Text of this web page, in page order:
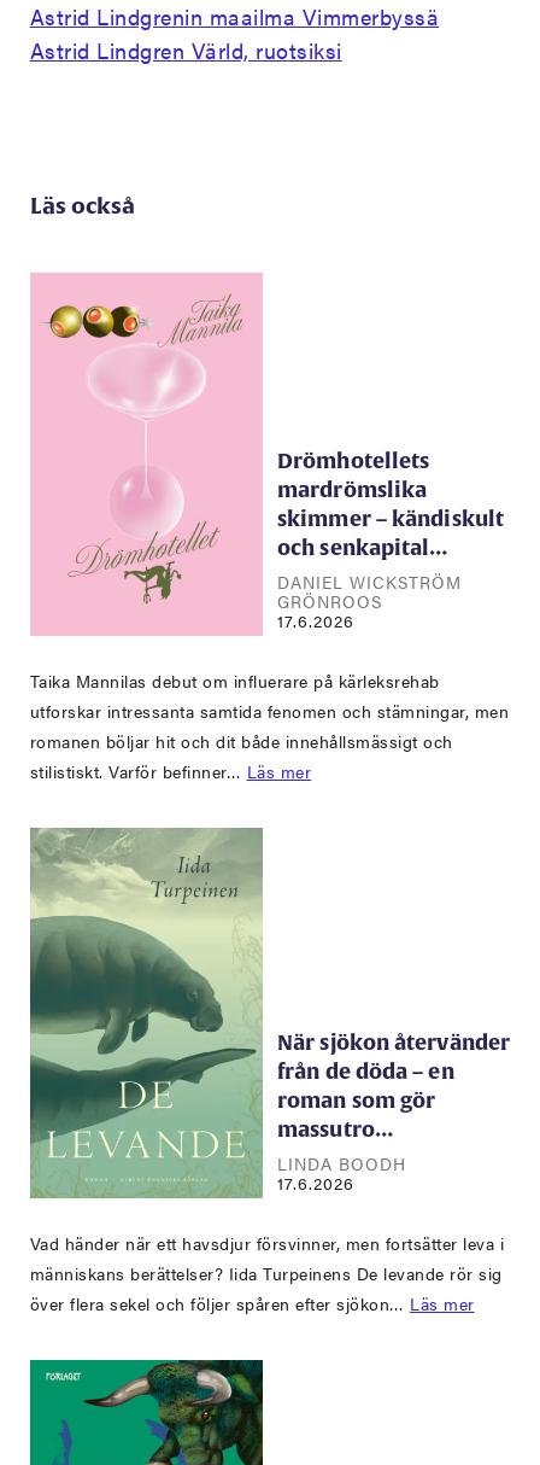
Astrid Lindgrenin maailma Vimmerbyssä
Astrid Lindgren Värld, ruotsiksi
Läs också
Drömhotellets
mardrömslika
skimmer – kändiskult
och senkapital…
DANIEL WICKSTRÖM
GRÖNROOS
17.6.2026
Taika Mannilas debut om influerare på kärleksrehab
utforskar intressanta samtida fenomen och stämningar, men
romanen böljar hit och dit både innehållsmässigt och
stilistiskt. Varför befinner… Läs mer
När sjökon återvänder
från de döda – en
roman som gör
massutro…
LINDA BOODH
17.6.2026
Vad händer när ett havsdjur försvinner, men fortsätter leva i
människans berättelser? Iida Turpeinens De levande rör sig
över flera sekel och följer spåren efter sjökon… Läs mer